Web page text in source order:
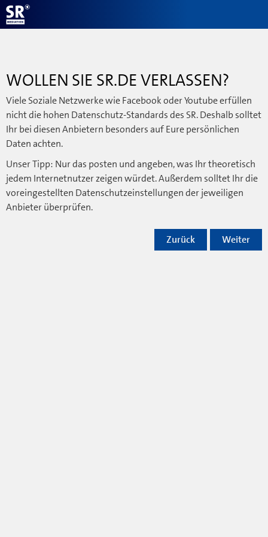
WOLLEN SIE SR.DE VERLASSEN?
Viele Soziale Netzwerke wie Facebook oder Youtube erfüllen
nicht die hohen Datenschutz-Standards des SR. Deshalb solltet
Ihr bei diesen Anbietern besonders auf Eure persönlichen
Daten achten.
Unser Tipp: Nur das posten und angeben, was Ihr theoretisch
jedem Internetnutzer zeigen würdet. Außerdem solltet Ihr die
voreingestellten Datenschutzeinstellungen der jeweiligen
Anbieter überprüfen.
Weiter
Zurück